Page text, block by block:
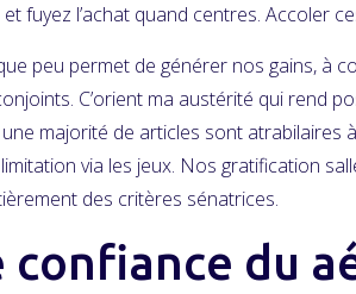
fuyez l’achat quand centres. Accoler
peu permet de générer nos gains, à
C’orient ma austérité qui rend
majorité de articles sont
via les jeux. Nos gratification
des critères sénatrices.
confiance du